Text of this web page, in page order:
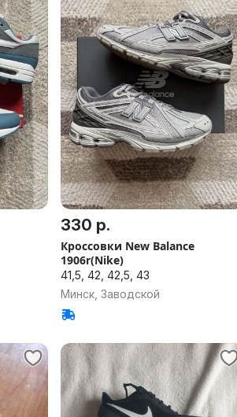
330 р.
Кроссовки New Balance
1906r(Nike)
41,5, 42, 42,5, 43
Минск, Заводской